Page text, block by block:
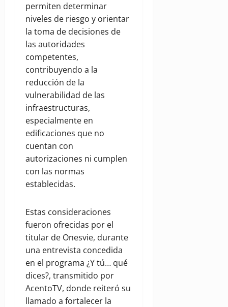
permiten determinar
niveles de riesgo y orientar
la toma de decisiones de
las autoridades
competentes,
contribuyendo a la
reducción de la
vulnerabilidad de las
infraestructuras,
especialmente en
edificaciones que no
cuentan con
autorizaciones ni cumplen
con las normas
establecidas.
Estas consideraciones
fueron ofrecidas por el
titular de Onesvie, durante
una entrevista concedida
en el programa ¿Y tú… qué
dices?, transmitido por
AcentoTV, donde reiteró su
llamado a fortalecer la